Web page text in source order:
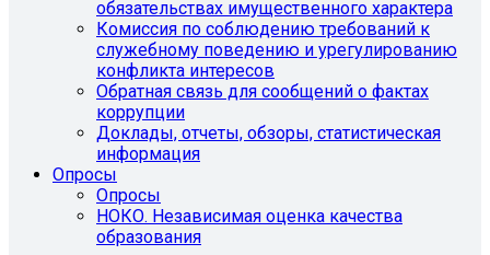
обязательствах имущественного характера
Комиссия по соблюдению требований к
служебному поведению и урегулированию
конфликта интересов
Обратная связь для сообщений о фактах
коррупции
Доклады, отчеты, обзоры, статистическая
информация
Опросы
Опросы
НОКО. Независимая оценка качества
образования